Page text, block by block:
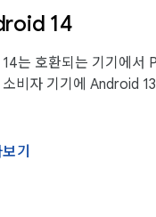
14
는 호환되는 기기에서
비자 기기에 Android
기